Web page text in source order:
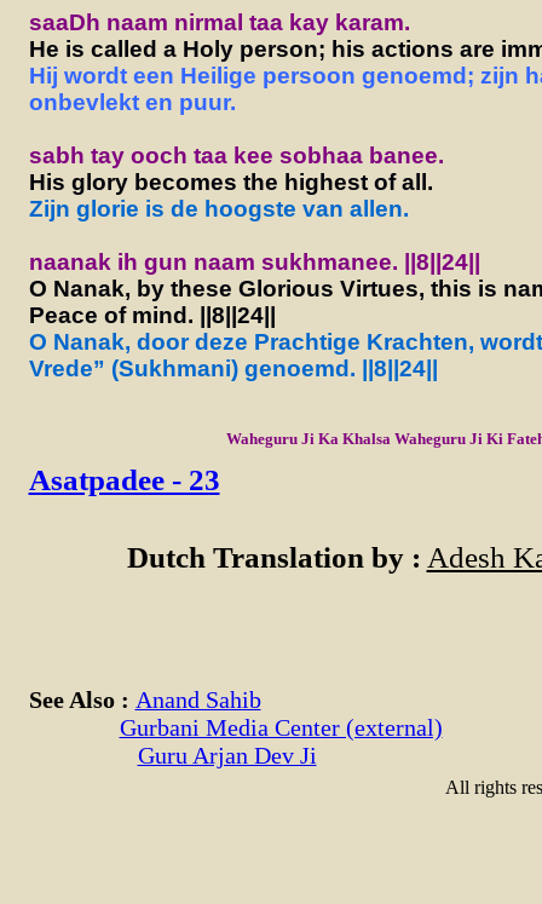
saaDh naam nirmal taa kay karam.
He is called a Holy person; his actions are
Hij wordt een Heilige persoon genoemd; zijn
onbevlekt en puur.
sabh tay ooch taa kee sobhaa banee.
His glory becomes the highest of all.
Zijn glorie is de hoogste van allen.
naanak ih gun naam sukhmanee. ||8||24||
O Nanak, by these Glorious Virtues, this is
Peace of mind. ||8||24||
O Nanak, door deze Prachtige Krachten,
Vrede” (Sukhmani) genoemd. ||8||24||
Waheguru Ji Ka Khalsa Waheguru Ji Ki
Asatpadee - 23
Dutch Translation by : Adesh
See Also : Anand Sahib
Gurbani Media Center (external)
Guru Arjan Dev Ji
All rights